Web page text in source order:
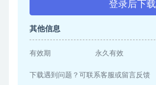
登录后下载
其他信息
有效期 永久有效
下载遇到问题？可联系客服或留言反馈